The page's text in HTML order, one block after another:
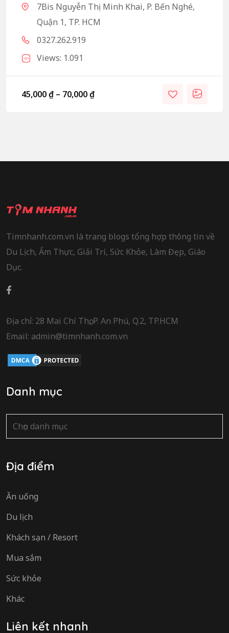
7Bis Nguyễn Thị Minh Khai, P. Bến Nghé,
Quận 1, TP. HCM
0327.262.919
Views: 1.091
45,000₫ – 70,000₫
Timnhanh.com.vn là trang blogs tổng hợp thông tin về
Du Lịch, Ẩm Thực, Giải Trí, Sức Khỏe, Làm Đẹp, Giáo
Dục.
Địa chỉ: 28 Mai Chí Thọ, P. An Phú, Q.2, TP.HCM
Email: admin@timnhanh.com.vn
Danh mục
Danh
mục
Địa điểm
Ăn uống
Du lịch
Khách sạn / Resort
Mua sắm
Sức khỏe
Khác
Liên kết nhanh